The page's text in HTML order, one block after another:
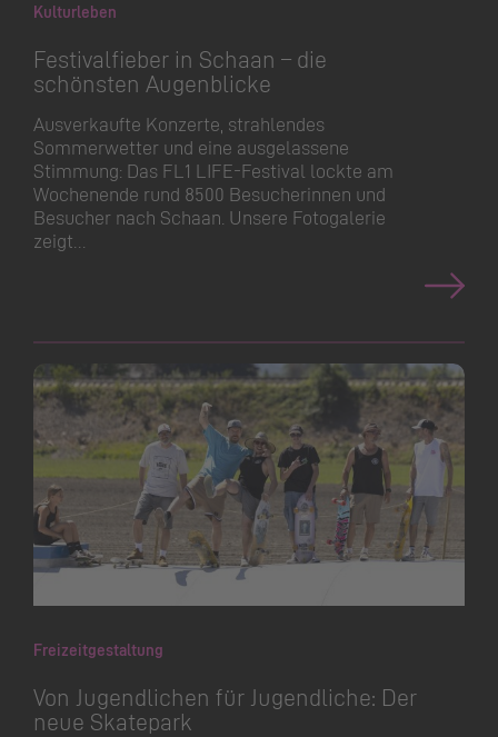
Kulturleben
Festivalfieber in Schaan – die
schönsten Augenblicke
Ausverkaufte Konzerte, strahlendes
Sommerwetter und eine ausgelassene
Stimmung: Das FL1 LIFE-Festival lockte am
Wochenende rund 8500 Besucherinnen und
Besucher nach Schaan. Unsere Fotogalerie
zeigt…
Freizeitgestaltung
Von Jugendlichen für Jugendliche: Der
neue Skatepark